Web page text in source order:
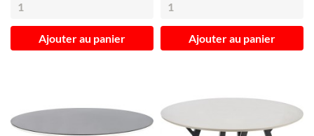
Ajouter au panier Ajouter au panier